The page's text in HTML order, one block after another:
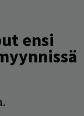
ensi